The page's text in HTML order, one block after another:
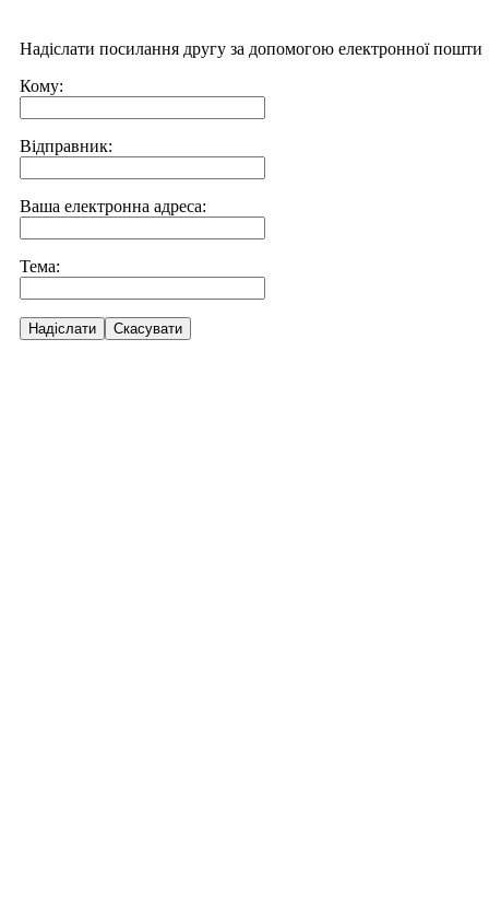
Надіслати посилання другу за допомогою електронної пошти
Кому:
Відправник:
Ваша електронна адреса:
Тема:
Надіслати Скасувати